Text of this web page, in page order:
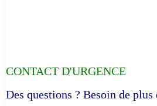
CONTACT D'URGENCE
Des questions ? Besoin de